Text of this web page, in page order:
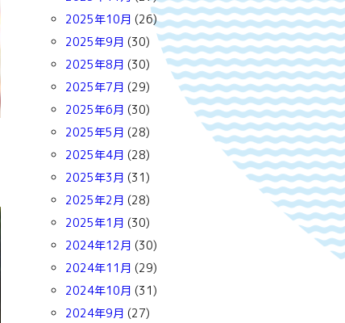
2025年10月 (26)
2025年9月 (30)
2025年8月 (30)
2025年7月 (29)
2025年6月 (30)
2025年5月 (28)
2025年4月 (28)
2025年3月 (31)
2025年2月 (28)
2025年1月 (30)
2024年12月 (30)
2024年11月 (29)
2024年10月 (31)
2024年9月 (27)